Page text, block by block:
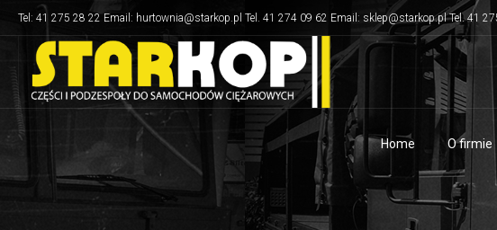
Tel: 41 275 28 22 Email: hurtownia@starkop.pl Tel. 41 274 09 62 Email: sklep@starkop.pl Tel. 41
Home O firmie